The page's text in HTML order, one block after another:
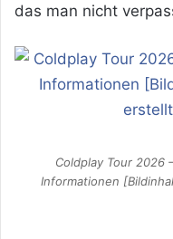
das man nicht
Coldplay Tour 2026
Informationen